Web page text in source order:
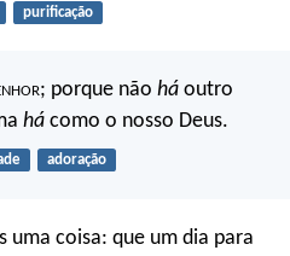
purificação
; porque não há outro
há como o nosso Deus.
adoração
uma coisa: que um dia para